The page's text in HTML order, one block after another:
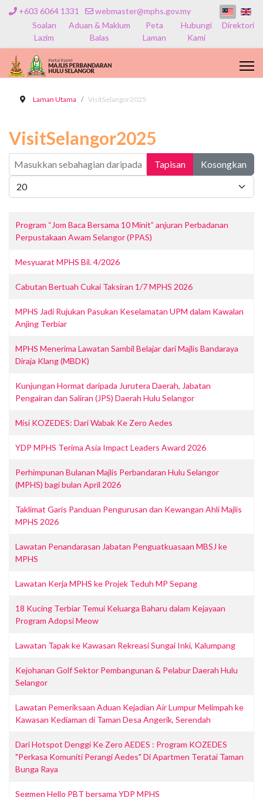
+603 6064 1331
webmaster@mphs.gov.my
Soalan
Lazim
Aduan & Maklum
Balas
Peta
Laman
Hubungi
Kami
Direktori
Laman Utama VisitSelangor2025
VisitSelangor2025
Tapisan Kosongkan
Papar #
Program “Jom Baca Bersama 10 Minit” anjuran Perbadanan
Perpustakaan Awam Selangor (PPAS)
Mesyuarat MPHS Bil. 4/2026
Cabutan Bertuah Cukai Taksiran 1/7 MPHS 2026
MPHS Jadi Rujukan Pasukan Keselamatan UPM dalam Kawalan
Anjing Terbiar
MPHS Menerima Lawatan Sambil Belajar dari Majlis Bandaraya
Diraja Klang (MBDK)
Kunjungan Hormat daripada Jurutera Daerah, Jabatan
Pengairan dan Saliran (JPS) Daerah Hulu Selangor
Misi KOZEDES: Dari Wabak Ke Zero Aedes
YDP MPHS Terima Asia Impact Leaders Award 2026
Perhimpunan Bulanan Majlis Perbandaran Hulu Selangor
(MPHS) bagi bulan April 2026
Taklimat Garis Panduan Pengurusan dan Kewangan Ahli Majlis
MPHS 2026
Lawatan Penandarasan Jabatan Penguatkuasaan MBSJ ke
MPHS
Lawatan Kerja MPHS ke Projek Teduh MP Sepang
18 Kucing Terbiar Temui Keluarga Baharu dalam Kejayaan
Program Adopsi Meow
Lawatan Tapak ke Kawasan Rekreasi Sungai Inki, Kalumpang
Kejohanan Golf Sektor Pembangunan & Pelabur Daerah Hulu
Selangor
Lawatan Pemeriksaan Aduan Kejadian Air Lumpur Melimpah ke
Kawasan Kediaman di Taman Desa Angerik, Serendah
Dari Hotspot Denggi Ke Zero AEDES : Program KOZEDES
"Perkasa Komuniti Perangi Aedes" Di Apartmen Teratai Taman
Bunga Raya
Segmen Hello PBT bersama YDP MPHS